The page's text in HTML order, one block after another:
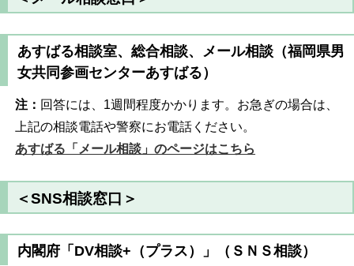
あすばる相談室、総合相談、メール相談（福岡県男
女共同参画センターあすばる）
注： 回答には、1週間程度かかります。お急ぎの場合は、
上記の相談電話や警察にお電話ください。
あすばる「メール相談」のページはこちら
＜SNS相談窓口＞
内閣府「DV相談+（プラス）」（ＳＮＳ相談）